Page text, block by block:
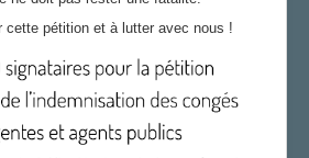
cette pétition et à lutter avec nous !